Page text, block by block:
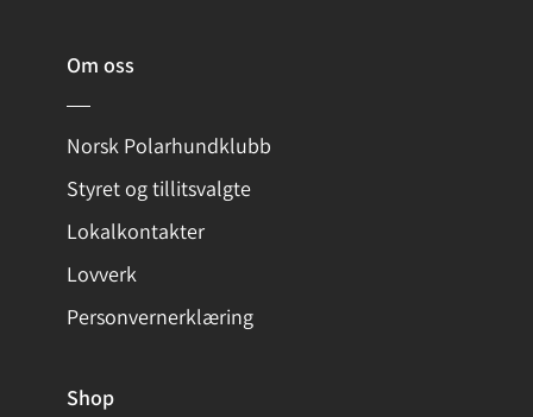
Om oss
Norsk Polarhundklubb
Styret og tillitsvalgte
Lokalkontakter
Lovverk
Personvernerklæring
Shop